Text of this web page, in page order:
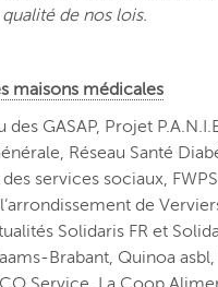
de nos lois.
maisons médicales
GASAP, Projet
Réseau Santé
services sociaux,
de
Solidaris FR et
Brabant, Quinoa asbl,